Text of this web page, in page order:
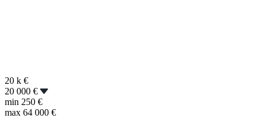
20 k €
20 000 €
min 250 €
max 64 000 €